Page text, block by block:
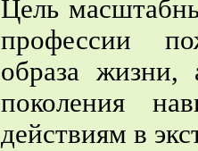
Цель
профессии
образа жизни,
поколения
действиям в